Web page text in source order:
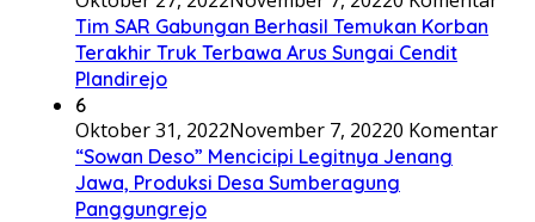
Tim SAR Gabungan Berhasil Temukan Korban
Terakhir Truk Terbawa Arus Sungai Cendit
Plandirejo
6
Oktober 31, 2022November 7, 20220 Komentar
“Sowan Deso” Mencicipi Legitnya Jenang
Jawa, Produksi Desa Sumberagung
Panggungrejo